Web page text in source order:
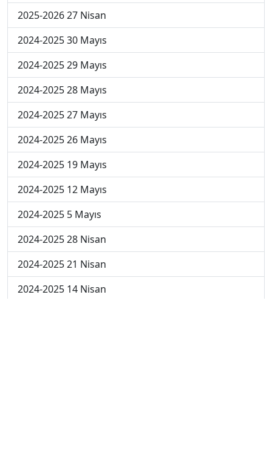
2025-2026 27 Nisan
2024-2025 30 Mayıs
2024-2025 29 Mayıs
2024-2025 28 Mayıs
2024-2025 27 Mayıs
2024-2025 26 Mayıs
2024-2025 19 Mayıs
2024-2025 12 Mayıs
2024-2025 5 Mayıs
2024-2025 28 Nisan
2024-2025 21 Nisan
2024-2025 14 Nisan